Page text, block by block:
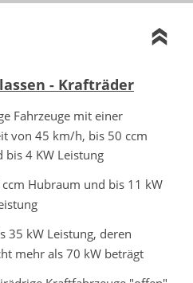
- Krafträder
Fahrzeuge mit einer
von 45 km/h, bis 50 ccm
bis 4 KW Leistung
Hubraum und bis 11 kW
35 kW Leistung, deren
mehr als 70 kW beträgt